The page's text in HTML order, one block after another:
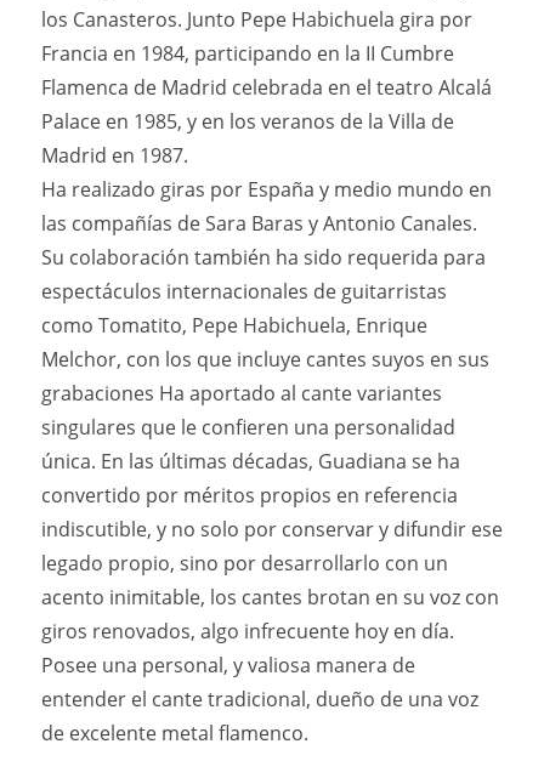
los Canasteros. Junto Pepe Habichuela gira por
Francia en 1984, participando en la II Cumbre
Flamenca de Madrid celebrada en el teatro Alcalá
Palace en 1985, y en los veranos de la Villa de
Madrid en 1987.
Ha realizado giras por España y medio mundo en
las compañías de Sara Baras y Antonio Canales.
Su colaboración también ha sido requerida para
espectáculos internacionales de guitarristas
como Tomatito, Pepe Habichuela, Enrique
Melchor, con los que incluye cantes suyos en sus
grabaciones Ha aportado al cante variantes
singulares que le confieren una personalidad
única. En las últimas décadas, Guadiana se ha
convertido por méritos propios en referencia
indiscutible, y no solo por conservar y difundir ese
legado propio, sino por desarrollarlo con un
acento inimitable, los cantes brotan en su voz con
giros renovados, algo infrecuente hoy en día.
Posee una personal, y valiosa manera de
entender el cante tradicional, dueño de una voz
de excelente metal flamenco.